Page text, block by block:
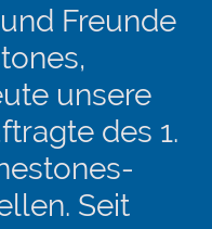
Freunde
unsere
des 1.
Seit